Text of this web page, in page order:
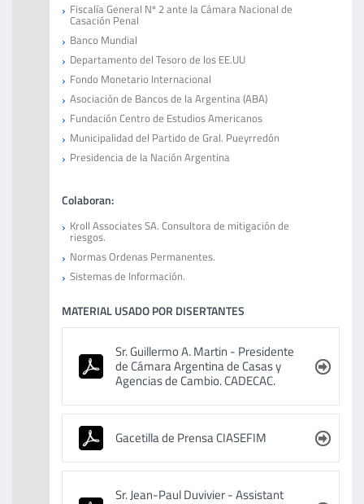
Fiscalía General Nº 2 ante la Cámara Nacional de
Casación Penal
Banco Mundial
Departamento del Tesoro de los EE.UU
Fondo Monetario Internacional
Asociación de Bancos de la Argentina (ABA)
Fundación Centro de Estudios Americanos
Municipalidad del Partido de Gral. Pueyrredón
Presidencia de la Nación Argentina
Colaboran:
Kroll Associates SA. Consultora de mitigación de
riesgos.
Normas Ordenas Permanentes.
Sistemas de Información.
MATERIAL USADO POR DISERTANTES
Sr. Guillermo A. Martin - Presidente
de Cámara Argentina de Casas y
Agencias de Cambio. CADECAC.
Gacetilla de Prensa CIASEFIM
Sr. Jean-Paul Duvivier - Assistant